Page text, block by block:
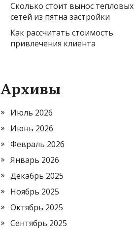
Сколько стоит вынос тепловых
сетей из пятна застройки
Как рассчитать стоимость
привлечения клиента
Архивы
Июль 2026
Июнь 2026
Февраль 2026
Январь 2026
Декабрь 2025
Ноябрь 2025
Октябрь 2025
Сентябрь 2025